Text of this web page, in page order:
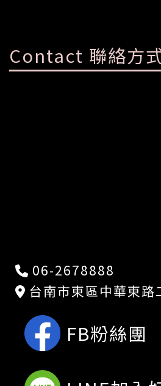
Contact 聯絡方
06-2678888
台南市東區中華東
FB粉絲團